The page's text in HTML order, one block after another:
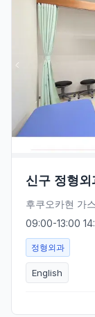
신구 정형외
후쿠오카현 가
09:00-13:00
정형외과
English